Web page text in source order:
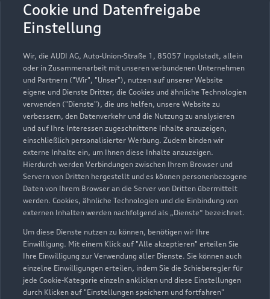
Cookie und Datenfreigabe
Einstellung
Wir, die AUDI AG, Auto-Union-Straße 1, 85057 Ingolstadt, allein
oder in Zusammenarbeit mit unseren verbundenen Unternehmen
und Partnern ("Wir", "Unser"), nutzen auf unserer Website
eigene und Dienste Dritter, die Cookies und ähnliche Technologien
verwenden ("Dienste"), die uns helfen, unsere Website zu
verbessern, den Datenverkehr und die Nutzung zu analysieren
und auf Ihre Interessen zugeschnittene Inhalte anzuzeigen,
einschließlich personalisierter Werbung. Zudem binden wir
externe Inhalte ein, um Ihnen diese Inhalte anzuzeigen.
Hierdurch werden Verbindungen zwischen Ihrem Browser und
Servern von Dritten hergestellt und es können personenbezogene
Daten von Ihrem Browser an die Server von Dritten übermittelt
werden. Cookies, ähnliche Technologien und die Einbindung von
externen Inhalten werden nachfolgend als „Dienste“ bezeichnet.
Um diese Dienste nutzen zu können, benötigen wir Ihre
Einwilligung. Mit einem Klick auf "Alle akzeptieren" erteilen Sie
Ihre Einwilligung zur Verwendung aller Dienste. Sie können auch
einzelne Einwilligungen erteilen, indem Sie die Schieberegler für
jede Cookie-Kategorie einzeln anklicken und diese Einstellungen
durch Klicken auf "Einstellungen speichern und fortfahren"
USB Power-Ladegerät
USB Power-Ladegerät für schnelles und
komfortables Laden von Mobiltelefonen, Tablets
oder Laptops.
Zur Audi Shopping World
Audi Pflegemitteltasche
Sommer